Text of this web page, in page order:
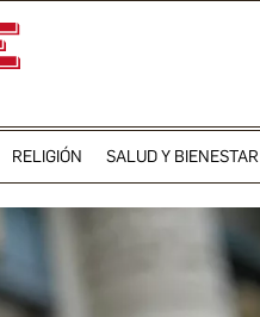
RELIGIÓN SALUD Y BIENESTAR